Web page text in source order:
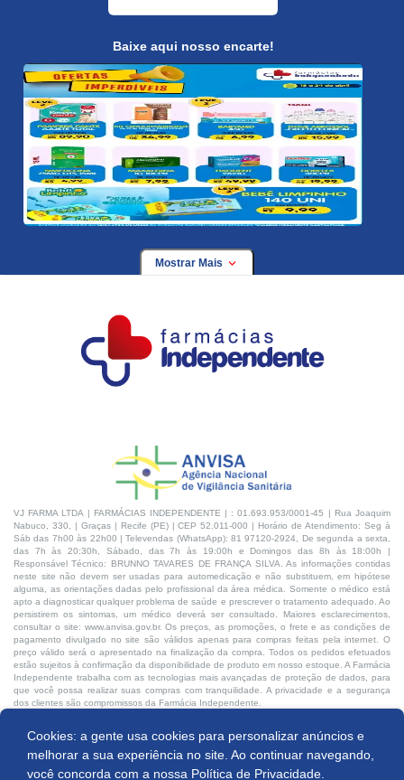
Produto indisponível
Cookies: a gente usa cookies para personalizar anúncios e
melhorar a sua experiência no site. Ao continuar navegando,
você concorda com a nossa Política de Privacidade.
Baixe aqui nosso encarte!
Mostrar Mais
VJ FARMA LTDA | FARMÁCIAS INDEPENDENTE | : 01.693.953/0001-45 | Rua Joaquim
Nabuco, 330, | Graças | Recife (PE) | CEP 52.011-000 | Horário de Atendimento: Seg à
Sáb das 7h00 às 22h00 | Televendas (WhatsApp): 81 97120-2924, De segunda a sexta,
das 7h às 20:30h, Sábado, das 7h às 19:00h e Domingos das 8h às 18:00h |
Responsável Técnico: BRUNNO TAVARES DE FRANÇA SILVA. As informações contidas
neste site não devem ser usadas para automedicação e não substituem, em hipótese
alguma, as orientações dadas pelo profissional da área médica. Somente o médico está
apto a diagnosticar qualquer problema de saúde e prescrever o tratamento adequado. Ao
persistirem os sintomas, um médico deverá ser consultado. Maiores esclarecimentos,
consultar o site: www.anvisa.gov.br. Os preços, as promoções, o frete e as condições de
pagamento divulgado no site são válidos apenas para compras feitas pela internet. O
preço válido será o apresentado na finalização da compra. Todos os pedidos efetuados
estão sujeitos à confirmação da disponibilidade de produto em nosso estoque. A Farmácia
Independente trabalha com as tecnologias mais avançadas de proteção de dados, para
que você possa realizar suas compras com tranquilidade. A privacidade e a segurança
dos clientes são compromissos da Farmácia Independente.
Desenvolvido por: